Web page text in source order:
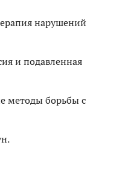
нарушений
и подавленная
методы борьбы с